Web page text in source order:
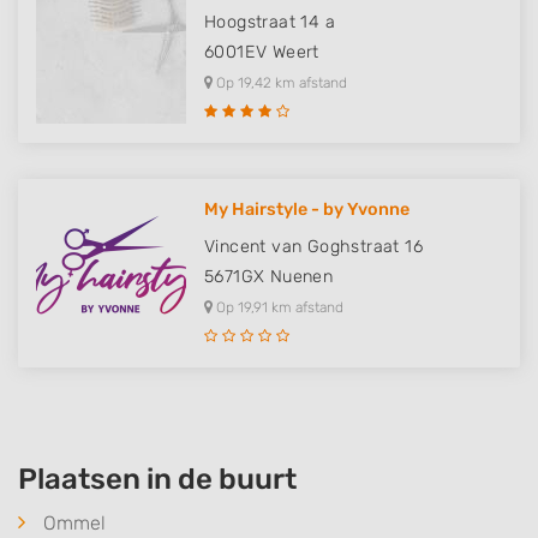
Hoogstraat 14 a
6001EV Weert
Op 19,42 km afstand
My Hairstyle - by Yvonne
Vincent van Goghstraat 16
5671GX Nuenen
Op 19,91 km afstand
Plaatsen in de buurt
Ommel
Functional